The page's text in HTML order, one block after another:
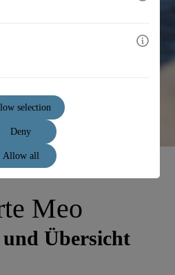
Meo
Übersicht
selection
Deny
Allow all